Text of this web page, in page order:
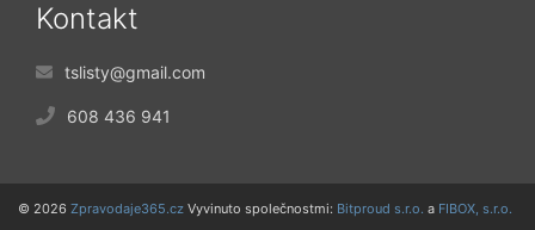
Kontakt
tslisty@gmail.com
608 436 941
© 2026 Zpravodaje365.cz Vyvinuto společnostmi: Bitproud s.r.o. a FIBOX, s.r.o.